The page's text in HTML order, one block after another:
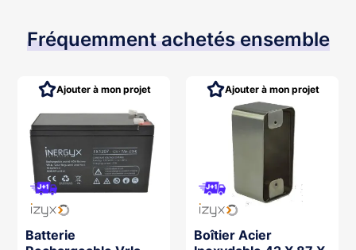
Fréquemment achetés ensemble
Batterie
Ajouter à mon projet
Boîtier Acier
Ajouter à mon projet